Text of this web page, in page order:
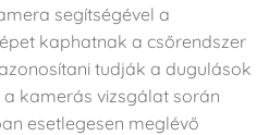
segítségével a
kaphatnak a csőrendszer
tudják a dugulások
a kamerás vizsgálat során
esetlegesen meglévő